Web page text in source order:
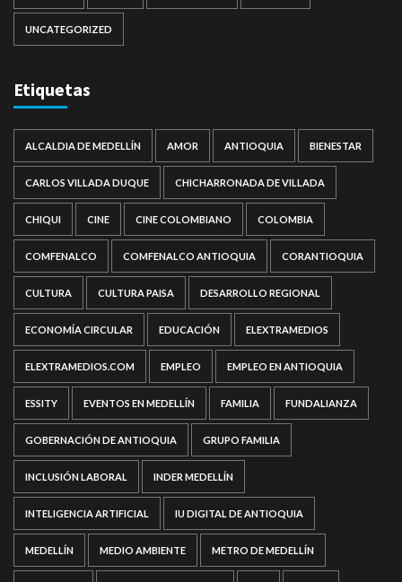
UNCATEGORIZED
Etiquetas
ALCALDIA DE MEDELLÍN AMOR ANTIOQUIA BIENESTAR
CARLOS VILLADA DUQUE CHICHARRONADA DE VILLADA
CHIQUI CINE CINE COLOMBIANO COLOMBIA
COMFENALCO COMFENALCO ANTIOQUIA CORANTIOQUIA
CULTURA CULTURA PAISA DESARROLLO REGIONAL
ECONOMÍA CIRCULAR EDUCACIÓN ELEXTRAMEDIOS
ELEXTRAMEDIOS.COM EMPLEO EMPLEO EN ANTIOQUIA
ESSITY EVENTOS EN MEDELLÍN FAMILIA FUNDALIANZA
GOBERNACIÓN DE ANTIOQUIA GRUPO FAMILIA
INCLUSIÓN LABORAL INDER MEDELLÍN
INTELIGENCIA ARTIFICIAL IU DIGITAL DE ANTIOQUIA
MEDELLÍN MEDIO AMBIENTE METRO DE MEDELLÍN